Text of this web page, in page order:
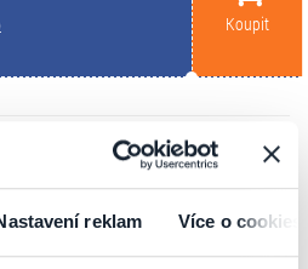
reklam Více o cookies
Koupit